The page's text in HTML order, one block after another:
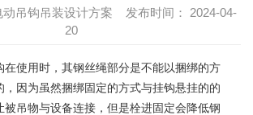
动吊钩吊装设计方案 发布时间： 2024-04-
20
使用时，其钢丝绳部分是不能以捆绑的方
，因为虽然捆绑固定的方式与挂钩悬挂的的
被吊物与设备连接，但是栓进固定会降低钢